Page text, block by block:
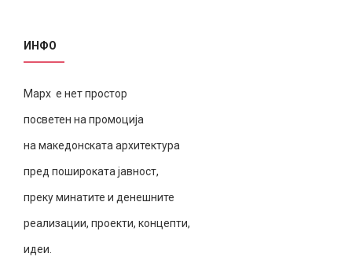
ИНФО
Марх е нет простор
посветен на промоција
на македонската архитектура
пред пошироката јавност,
преку минатите и денешните
реализации, проекти, концепти,
идеи.